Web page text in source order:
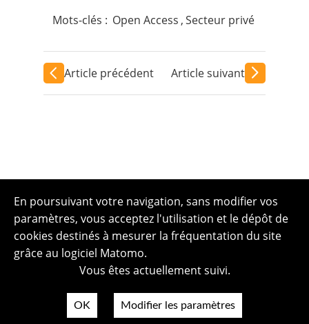
Mots-clés : Open Access ,Secteur privé
Article précédent Article suivant
En poursuivant votre navigation, sans modifier vos
paramètres, vous acceptez l'utilisation et le dépôt de
cookies destinés à mesurer la fréquentation du site
grâce au logiciel Matomo.
Vous êtes actuellement suivi.
OK Modifier les paramètres